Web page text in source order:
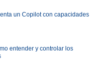
un Copilot con capacidades
entender y controlar los